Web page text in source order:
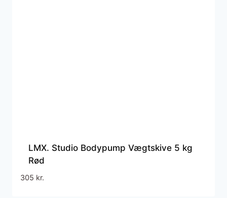
LMX. Studio Bodypump Vægtskive 5 kg
Rød
305 kr.